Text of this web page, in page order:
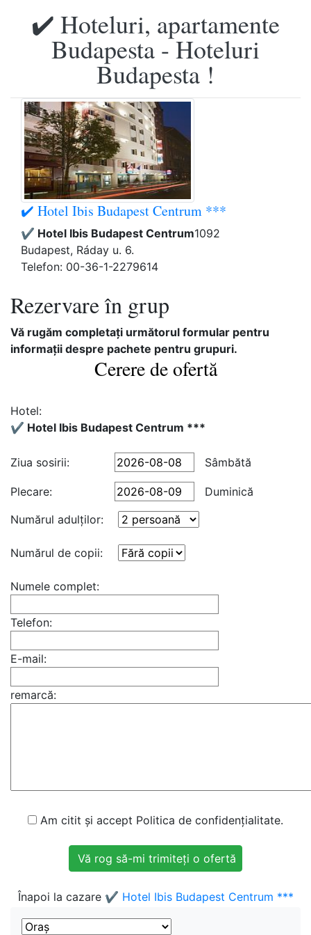
✔️ Hoteluri, apartamente
Budapesta - Hoteluri
Budapesta !
✔️ Hotel Ibis Budapest Centrum ***
✔️ Hotel Ibis Budapest Centrum1092
Budapest, Ráday u. 6.
Telefon: 00-36-1-2279614
Rezervare în grup
Vă rugăm completaţi următorul formular pentru
informaţii despre pachete pentru grupuri.
Cerere de ofertă
Hotel:
✔️ Hotel Ibis Budapest Centrum ***
Ziua sosirii: Sâmbătă
Plecare:
Duminică
Numărul adulţilor:
Numărul de copii:
Numele complet:
Telefon:
E-mail:
remarcă:
Am citit și accept Politica de confidențialitate.
Înapoi la cazare ✔️ Hotel Ibis Budapest Centrum ***